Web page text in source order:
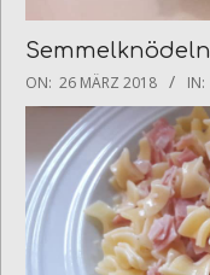
Semmelknödeln
2018-
03-
ON: 26 MÄRZ 2018 IN: